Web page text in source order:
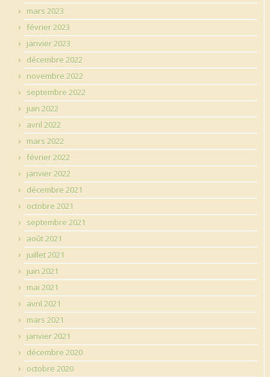
mars 2023
février 2023
janvier 2023
décembre 2022
novembre 2022
septembre 2022
juin 2022
avril 2022
mars 2022
février 2022
janvier 2022
décembre 2021
octobre 2021
septembre 2021
août 2021
juillet 2021
juin 2021
mai 2021
avril 2021
mars 2021
janvier 2021
décembre 2020
octobre 2020